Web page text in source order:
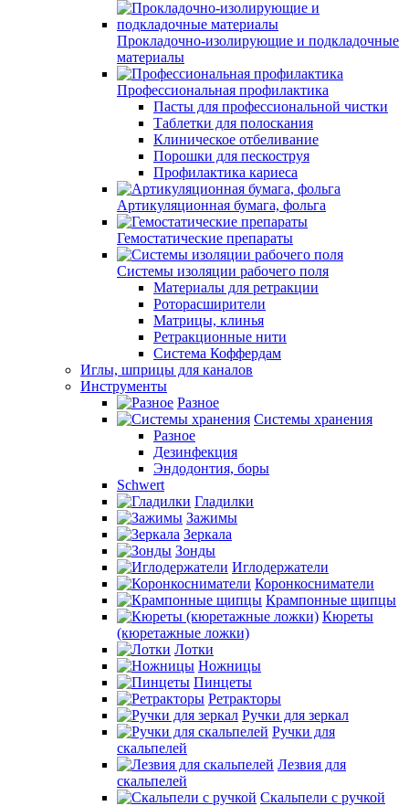
Прокладочно-изолирующие и подкладочные
материалы
Профессиональная профилактика
Пасты для профессиональной чистки
Таблетки для полоскания
Клиническое отбеливание
Порошки для пескоструя
Профилактика кариеса
Артикуляционная бумага, фольга
Гемостатические препараты
Системы изоляции рабочего поля
Материалы для ретракции
Роторасширители
Матрицы, клинья
Ретракционные нити
Система Коффердам
Иглы, шприцы для каналов
Инструменты
Разное
Системы хранения
Разное
Дезинфекция
Эндодонтия, боры
Schwert
Гладилки
Зажимы
Зеркала
Зонды
Иглодержатели
Коронкосниматели
Крампонные щипцы
Кюреты
(кюретажные ложки)
Лотки
Ножницы
Пинцеты
Ретракторы
Ручки для зеркал
Ручки для
скальпелей
Лезвия для
скальпелей
Скальпели с ручкой